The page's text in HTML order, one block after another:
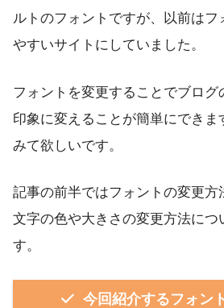
ルトのフォントですが、以前はフ
やすいサイトにしていました。
フォントを変更することでブログ
印象に変えることが簡単にできま
みて欲しいです。
記事の前半ではフォントの変更方
文字の色や大きさの変更方法につ
す。
今回紹介するフォン